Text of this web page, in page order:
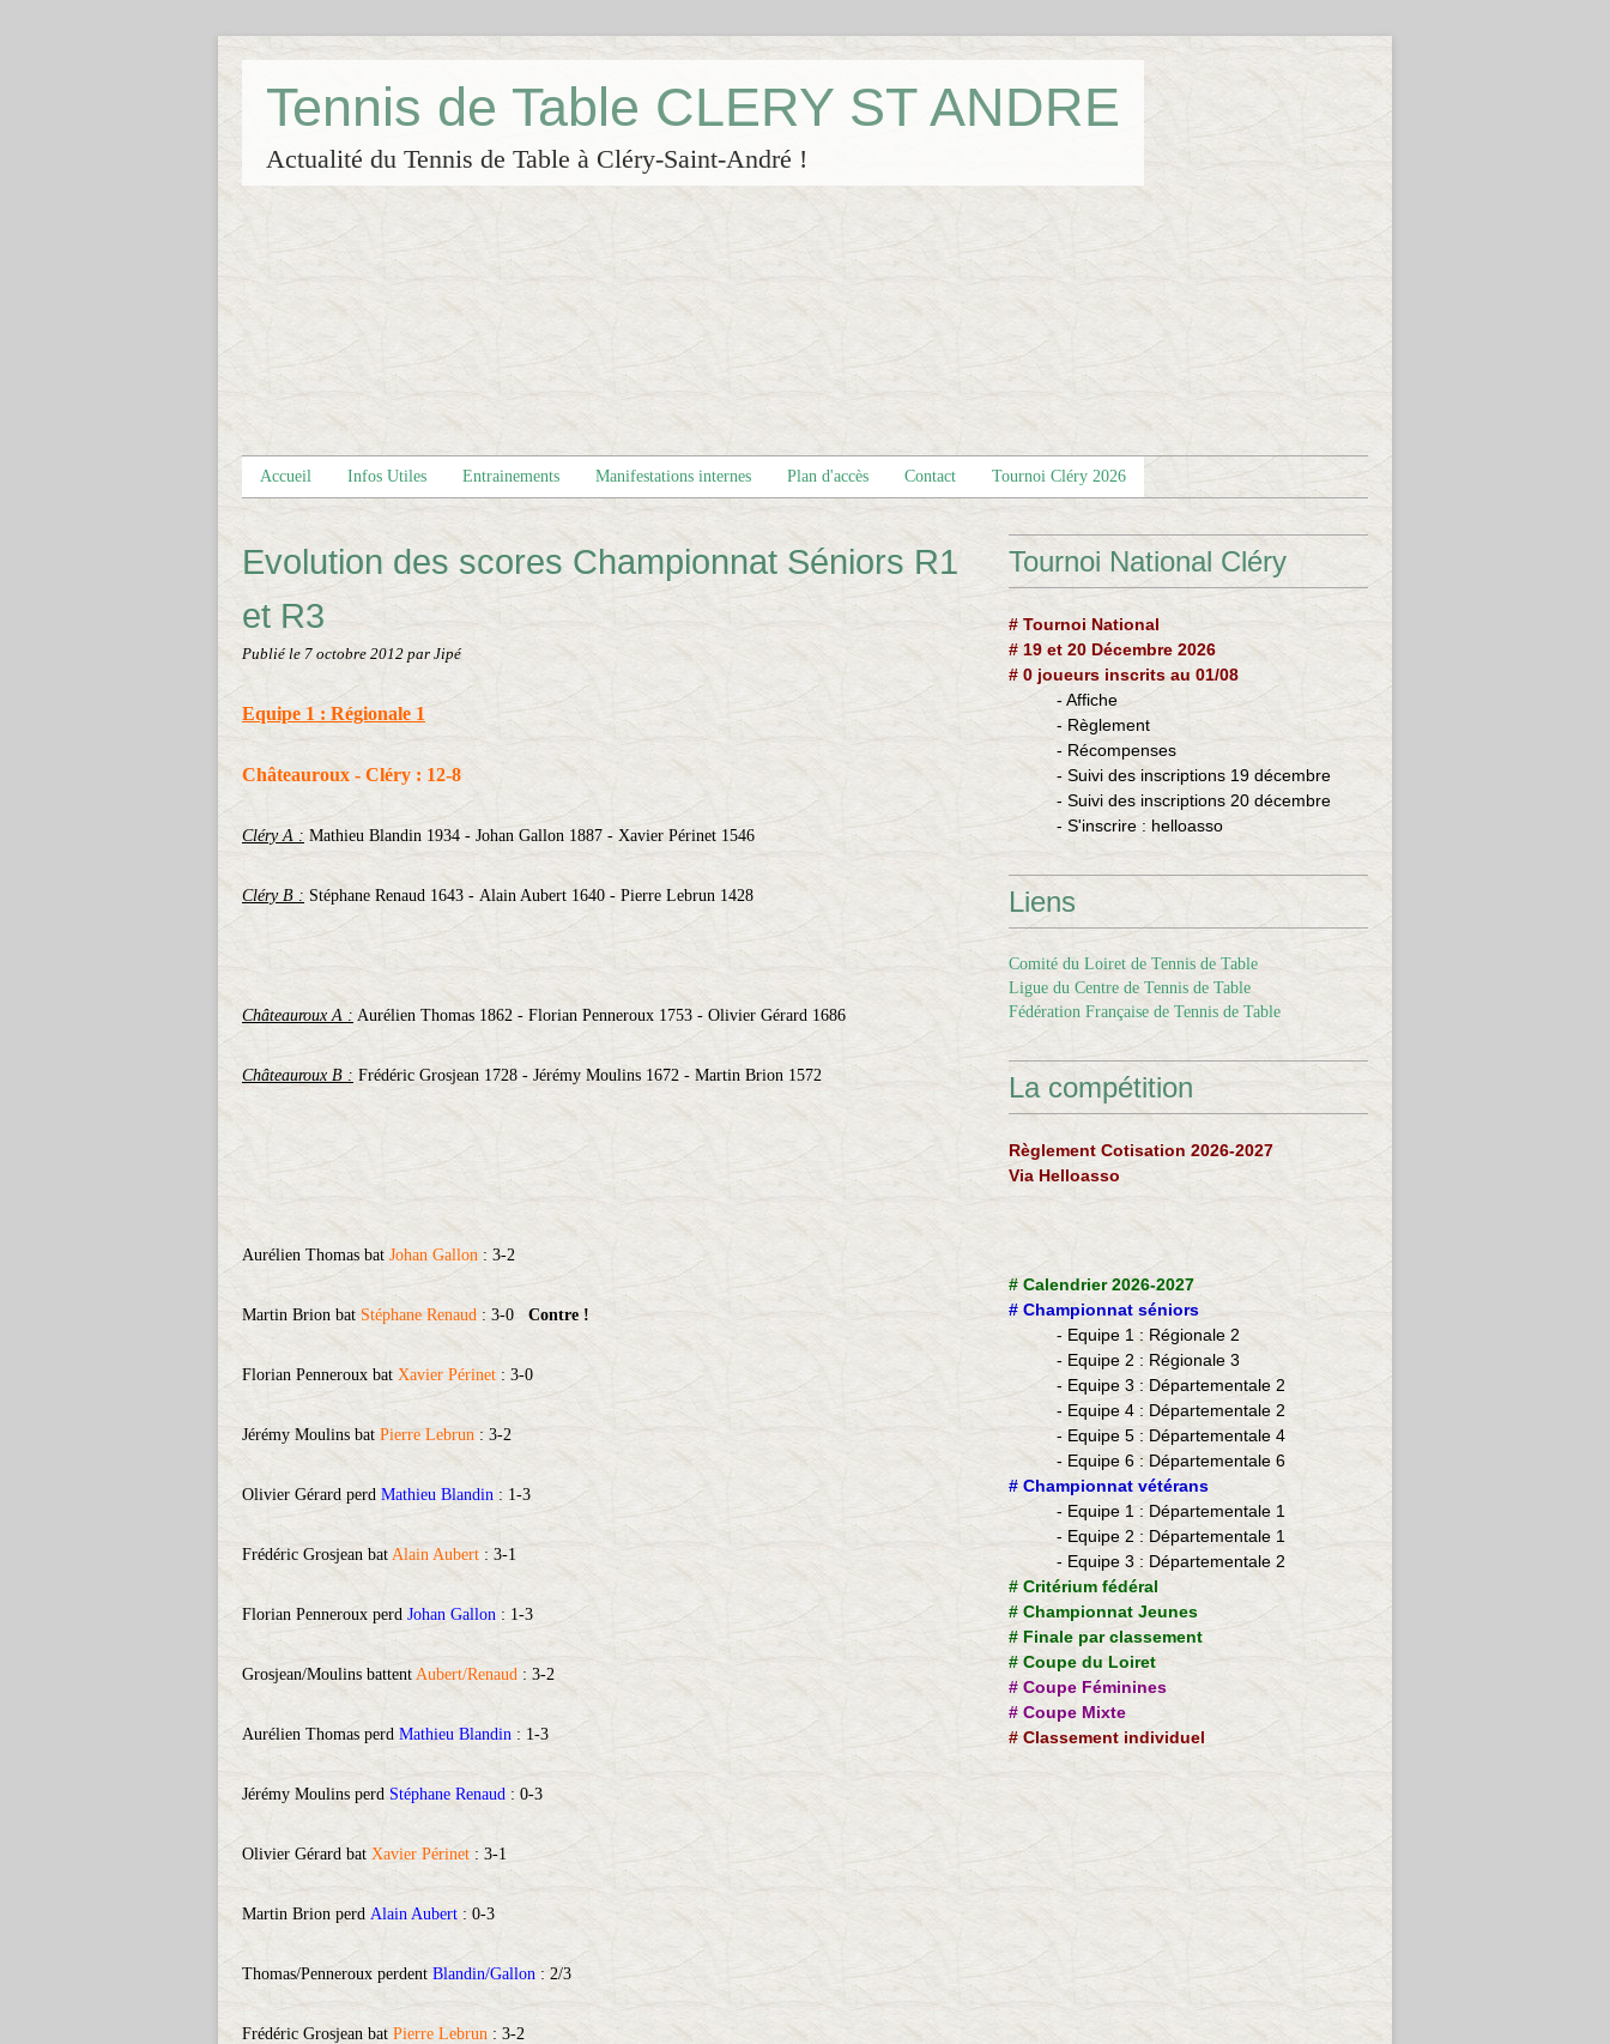
Tennis de Table CLERY ST ANDRE
Actualité du Tennis de Table à Cléry-Saint-André !
Accueil Infos Utiles Entrainements Manifestations internes Plan d'accès Contact Tournoi Cléry 2026
Evolution des scores Championnat Séniors R1
et R3
Publié le 7 octobre 2012 par Jipé
Equipe 1 : Régionale 1
Châteauroux - Cléry : 12-8
Cléry A : Mathieu Blandin 1934 - Johan Gallon 1887 - Xavier Périnet 1546
Cléry B : Stéphane Renaud 1643 - Alain Aubert 1640 - Pierre Lebrun 1428
Châteauroux A : Aurélien Thomas 1862 - Florian Penneroux 1753 - Olivier Gérard 1686
Châteauroux B : Frédéric Grosjean 1728 - Jérémy Moulins 1672 - Martin Brion 1572
Aurélien Thomas bat Johan Gallon : 3-2
Martin Brion bat Stéphane Renaud : 3-0 Contre !
Florian Penneroux bat Xavier Périnet : 3-0
Jérémy Moulins bat Pierre Lebrun: 3-2
Olivier Gérard perd Mathieu Blandin : 1-3
Frédéric Grosjean bat Alain Aubert : 3-1
Florian Penneroux perd Johan Gallon : 1-3
Grosjean/Moulins battent Aubert/Renaud : 3-2
Aurélien Thomas perd Mathieu Blandin : 1-3
Jérémy Moulins perd Stéphane Renaud : 0-3
Olivier Gérard bat Xavier Périnet : 3-1
Martin Brion perd Alain Aubert : 0-3
Thomas/Penneroux perdent Blandin/Gallon : 2/3
Frédéric Grosjean bat Pierre Lebrun : 3-2
Tournoi National Cléry
# Tournoi National
# 19 et 20 Décembre 2026
# 0 joueurs inscrits au 01/08
- Affiche
- Règlement
- Récompenses
- Suivi des inscriptions 19 décembre
- Suivi des inscriptions 20 décembre
- S'inscrire : helloasso
Liens
Comité du Loiret de Tennis de Table
Ligue du Centre de Tennis de Table
Fédération Française de Tennis de Table
La compétition
Règlement Cotisation 2026-2027
Via Helloasso
# Calendrier 2026-2027
# Championnat séniors
- Equipe 1 : Régionale 2
- Equipe 2 : Régionale 3
- Equipe 3 : Départementale 2
- Equipe 4 : Départementale 2
- Equipe 5 : Départementale 4
- Equipe 6 : Départementale 6
​# Championnat vétérans
- ​Equipe 1 : Départementale 1
- Equipe 2 : Départementale 1
- Equipe 3 : Départementale 2
# Critérium fédéral
# Championnat Jeunes
# Finale par classement
# Coupe du Loiret
# Coupe Féminines
# Coupe Mixte
#Classement individuel